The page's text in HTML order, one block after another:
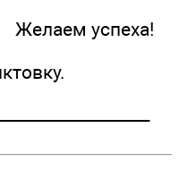
Желаем успеха!